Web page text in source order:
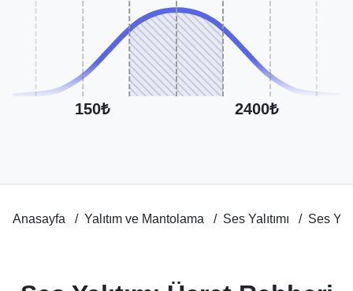
150₺ 2400₺
Anasayfa Yalıtım ve Mantolama Ses Yalıtımı Ses